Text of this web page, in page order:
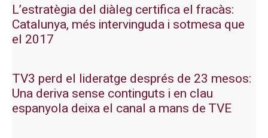
L’estratègia del diàleg certifica el fracàs:
Catalunya, més intervinguda i sotmesa que
el 2017
TV3 perd el lideratge després de 23 mesos:
Una deriva sense continguts i en clau
espanyola deixa el canal a mans de TVE